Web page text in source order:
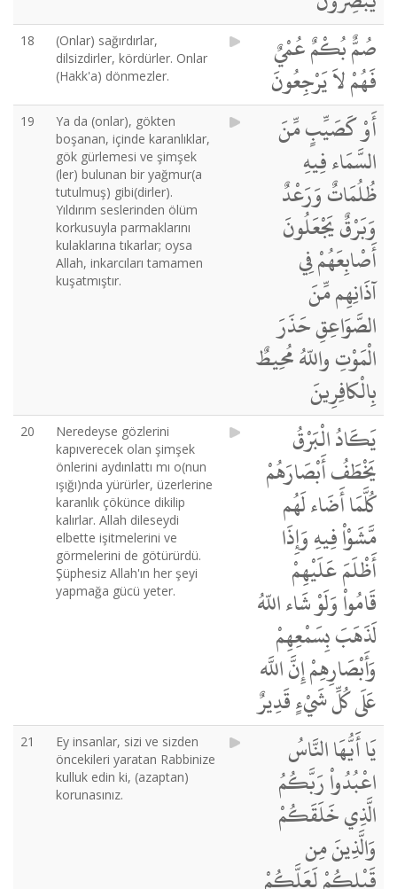
18
(Onlar) sağırdırlar,
dilsizdirler, kördürler. Onlar
(Hakk'a) dönmezler.
صُمٌّ بُكْمٌ عُمْيٌ
فَهُمْ لاَ يَرْجِعُونَ
19
Ya da (onlar), gökten
boşanan, içinde karanlıklar,
gök gürlemesi ve şimşek
(ler) bulunan bir yağmur(a
tutulmuş) gibi(dirler).
Yıldırım seslerinden ölüm
korkusuyla parmaklarını
kulaklarına tıkarlar; oysa
Allah, inkarcıları tamamen
kuşatmıştır.
أَوْ كَصَيِّبٍ مِّنَ
السَّمَاء فِيهِ
ظُلُمَاتٌ وَرَعْدٌ
وَبَرْقٌ يَجْعَلُونَ
أَصْابِعَهُمْ فِي
آذَانِهِم مِّنَ
الصَّوَاعِقِ حَذَرَ
الْمَوْتِ واللّهُ مُحِيطٌ
بِالْكافِرِينَ
20
Neredeyse gözlerini
kapıverecek olan şimşek
önlerini aydınlattı mı o(nun
ışığı)nda yürürler, üzerlerine
karanlık çökünce dikilip
kalırlar. Allah dileseydi
elbette işitmelerini ve
görmelerini de götürürdü.
Şüphesiz Allah'ın her şeyi
yapmağa gücü yeter.
يَكَادُ الْبَرْقُ
يَخْطَفُ أَبْصَارَهُمْ
كُلَّمَا أَضَاء لَهُم
مَّشَوْاْ فِيهِ وَإِذَا
أَظْلَمَ عَلَيْهِمْ
قَامُواْ وَلَوْ شَاء اللّهُ
لَذَهَبَ بِسَمْعِهِمْ
وَأَبْصَارِهِمْ إِنَّ اللَّه
عَلَى كُلِّ شَيْءٍ قَدِيرٌ
21
Ey insanlar, sizi ve sizden
öncekileri yaratan Rabbinize
kulluk edin ki, (azaptan)
korunasınız.
يَا أَيُّهَا النَّاسُ
اعْبُدُواْ رَبَّكُمُ
الَّذِي خَلَقَكُمْ
وَالَّذِينَ مِن
قَبْلِكُمْ لَعَلَّكُمْ